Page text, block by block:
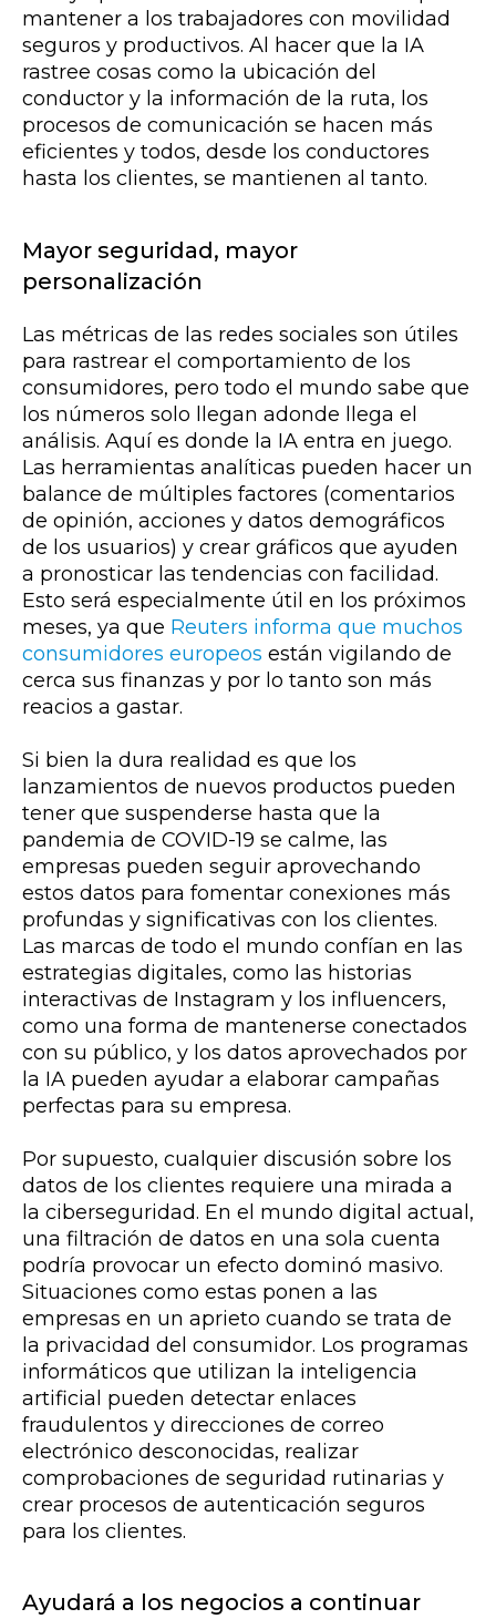
mantener a los trabajadores con movilidad
seguros y productivos. Al hacer que la IA
rastree cosas como la ubicación del
conductor y la información de la ruta, los
procesos de comunicación se hacen más
eficientes y todos, desde los conductores
hasta los clientes, se mantienen al tanto.
Mayor seguridad, mayor
personalización
Las métricas de las redes sociales son útiles
para rastrear el comportamiento de los
consumidores, pero todo el mundo sabe que
los números solo llegan adonde llega el
análisis. Aquí es donde la IA entra en juego.
Las herramientas analíticas pueden hacer un
balance de múltiples factores (comentarios
de opinión, acciones y datos demográficos
de los usuarios) y crear gráficos que ayuden
a pronosticar las tendencias con facilidad.
Esto será especialmente útil en los próximos
meses, ya que Reuters informa que muchos
consumidores europeos están vigilando de
cerca sus finanzas y por lo tanto son más
reacios a gastar.
Si bien la dura realidad es que los
lanzamientos de nuevos productos pueden
tener que suspenderse hasta que la
pandemia de COVID-19 se calme, las
empresas pueden seguir aprovechando
estos datos para fomentar conexiones más
profundas y significativas con los clientes.
Las marcas de todo el mundo confían en las
estrategias digitales, como las historias
interactivas de Instagram y los influencers,
como una forma de mantenerse conectados
con su público, y los datos aprovechados por
la IA pueden ayudar a elaborar campañas
perfectas para su empresa.
Por supuesto, cualquier discusión sobre los
datos de los clientes requiere una mirada a
la ciberseguridad. En el mundo digital actual,
una filtración de datos en una sola cuenta
podría provocar un efecto dominó masivo.
Situaciones como estas ponen a las
empresas en un aprieto cuando se trata de
la privacidad del consumidor. Los programas
informáticos que utilizan la inteligencia
artificial pueden detectar enlaces
fraudulentos y direcciones de correo
electrónico desconocidas, realizar
comprobaciones de seguridad rutinarias y
crear procesos de autenticación seguros
para los clientes.
Ayudará a los negocios a continuar